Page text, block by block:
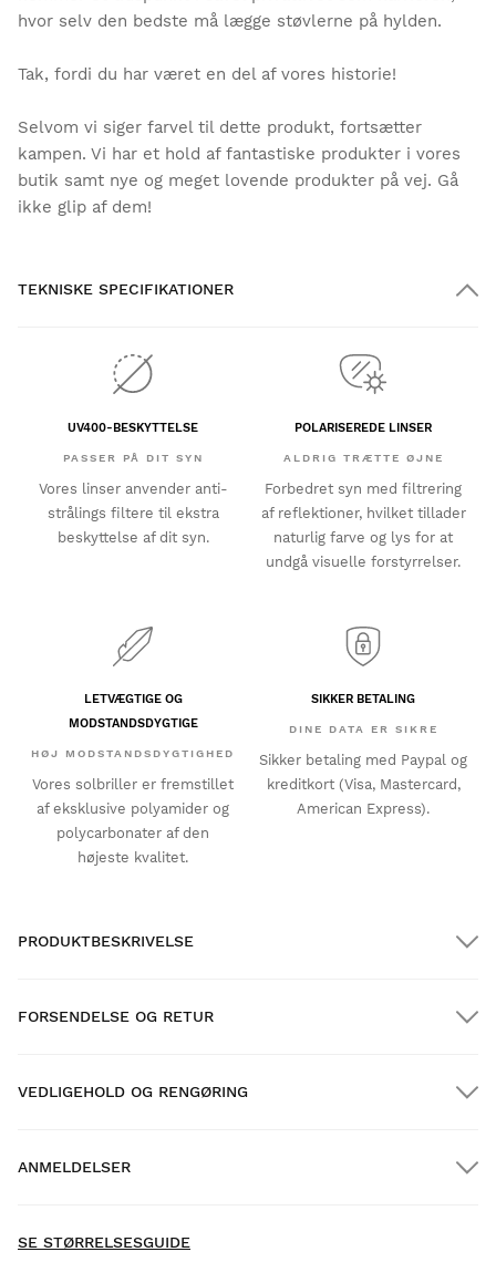
hvor selv den bedste må lægge støvlerne på hylden.
Tak, fordi du har været en del af vores historie!
Selvom vi siger farvel til dette produkt, fortsætter
kampen. Vi har et hold af fantastiske produkter i vores
butik samt nye og meget lovende produkter på vej. Gå
ikke glip af dem!
TEKNISKE SPECIFIKATIONER
UV400-BESKYTTELSE
PASSER PÅ DIT SYN
Vores linser anvender anti-
strålings filtere til ekstra
beskyttelse af dit syn.
POLARISEREDE LINSER
ALDRIG TRÆTTE ØJNE
Forbedret syn med filtrering
af reflektioner, hvilket tillader
naturlig farve og lys for at
undgå visuelle forstyrrelser.
LETVÆGTIGE OG
MODSTANDSDYGTIGE
HØJ MODSTANDSDYGTIGHED
Vores solbriller er fremstillet
af eksklusive polyamider og
polycarbonater af den
højeste kvalitet.
SIKKER BETALING
DINE DATA ER SIKRE
Sikker betaling med Paypal og
kreditkort (Visa, Mastercard,
American Express).
PRODUKTBESKRIVELSE
FORSENDELSE OG RETUR
Hjemmelevering over $300.00
VEDLIGEHOLD OG RENGØRING
ANMELDELSER
produkt -
SE STØRRELSESGUIDE